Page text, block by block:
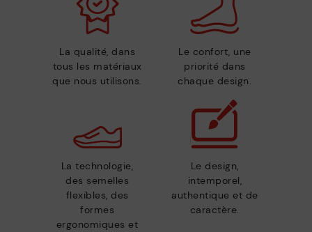
La qualité, dans
tous les matériaux
que nous utilisons.
Le confort, une
priorité dans
chaque design.
La technologie,
des semelles
flexibles, des
formes
ergonomiques et
Le design,
intemporel,
authentique et de
caractère.